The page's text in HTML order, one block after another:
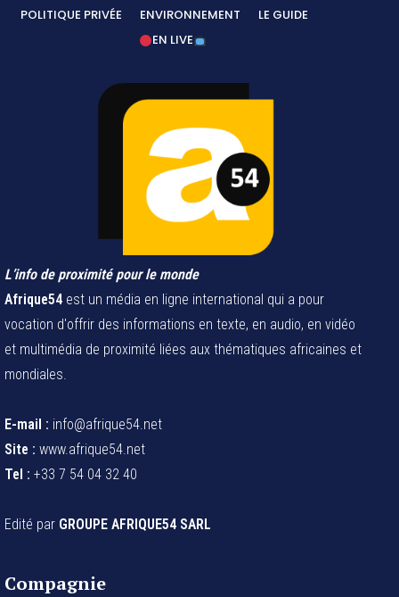
POLITIQUE PRIVÉE
ENVIRONNEMENT
LE GUIDE
EN LIVE
L’info de proximité pour le monde
Afrique54 est un média en ligne international qui a pour
vocation d'offrir des informations en texte, en audio, en vidéo
et multimédia de proximité liées aux thématiques africaines et
mondiales.
E-mail : info@afrique54.net
Site : www.afrique54.net
Tel : +33 7 54 04 32 40
Edité par GROUPE AFRIQUE54 SARL
Compagnie